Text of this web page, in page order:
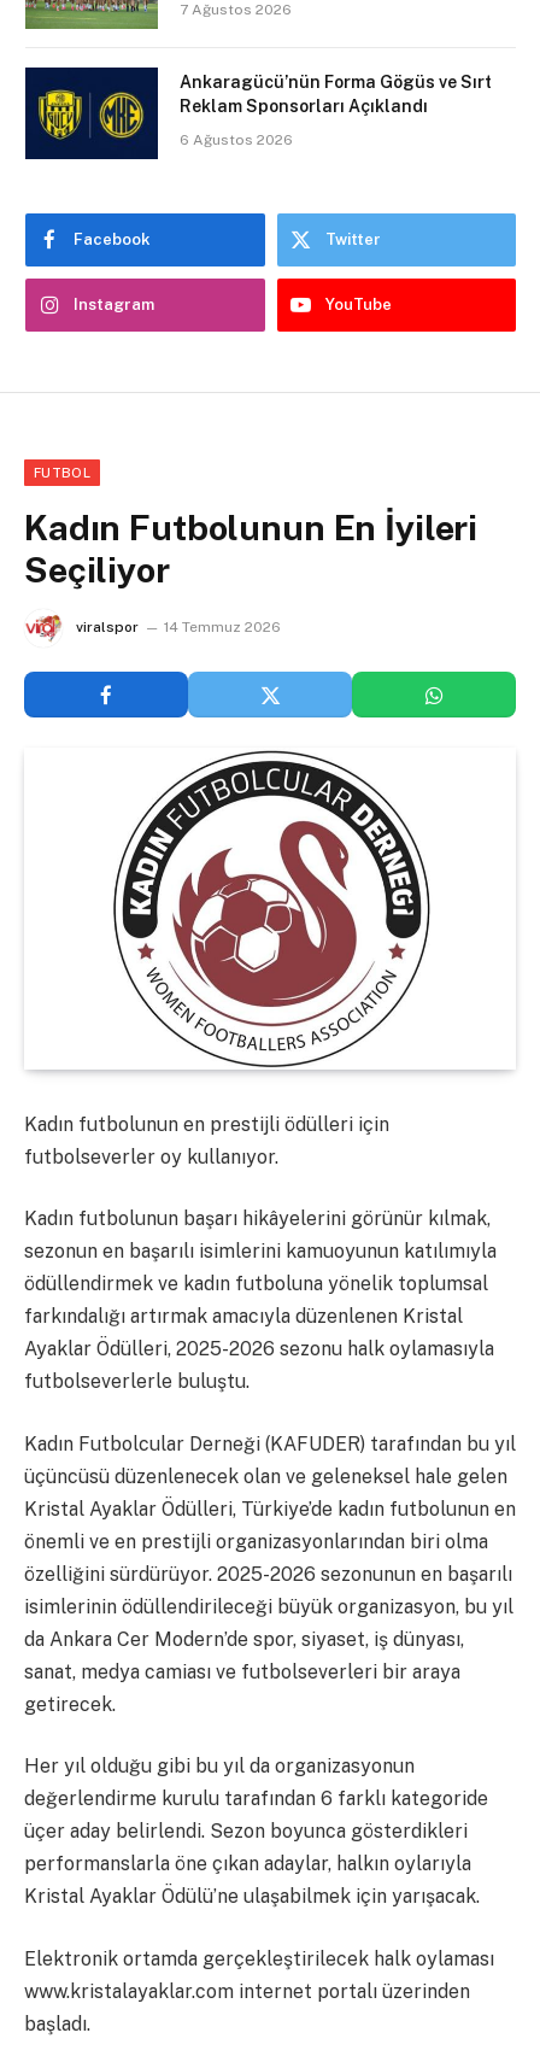
7 Ağustos 2026
Ankaragücü’nün Forma Gögüs ve Sırt
Reklam Sponsorları Açıklandı
6 Ağustos 2026
Facebook Twitter
Instagram YouTube
FUTBOL
Kadın Futbolunun En İyileri
Seçiliyor
viralspor 14 Temmuz 2026
Kadın futbolunun en prestijli ödülleri için
futbolseverler oy kullanıyor.
Kadın futbolunun başarı hikâyelerini görünür kılmak,
sezonun en başarılı isimlerini kamuoyunun katılımıyla
ödüllendirmek ve kadın futboluna yönelik toplumsal
farkındalığı artırmak amacıyla düzenlenen Kristal
Ayaklar Ödülleri, 2025-2026 sezonu halk oylamasıyla
futbolseverlerle buluştu.
Kadın Futbolcular Derneği (KAFUDER) tarafından bu yıl
üçüncüsü düzenlenecek olan ve geleneksel hale gelen
Kristal Ayaklar Ödülleri, Türkiye’de kadın futbolunun en
önemli ve en prestijli organizasyonlarından biri olma
özelliğini sürdürüyor. 2025-2026 sezonunun en başarılı
isimlerinin ödüllendirileceği büyük organizasyon, bu yıl
da Ankara Cer Modern’de spor, siyaset, iş dünyası,
sanat, medya camiası ve futbolseverleri bir araya
getirecek.
Her yıl olduğu gibi bu yıl da organizasyonun
değerlendirme kurulu tarafından 6 farklı kategoride
üçer aday belirlendi. Sezon boyunca gösterdikleri
performanslarla öne çıkan adaylar, halkın oylarıyla
Kristal Ayaklar Ödülü’ne ulaşabilmek için yarışacak.
Elektronik ortamda gerçekleştirilecek halk oylaması
www.kristalayaklar.com internet portalı üzerinden
başladı.